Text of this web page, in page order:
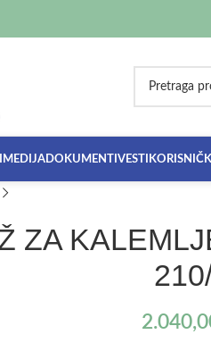
DOKUMENTI VESTI
ZA